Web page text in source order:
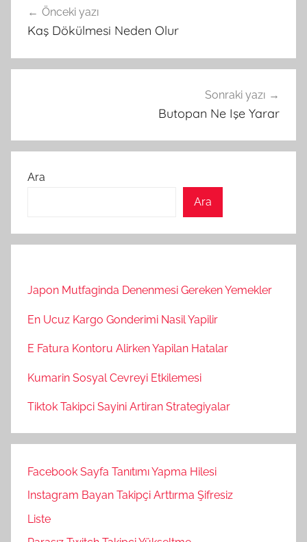
gezinmesi
Önceki yazı
Kaş Dökülmesi Neden Olur
Sonraki yazı
Butopan Ne Işe Yarar
Ara
Ara
Japon Mutfaginda Denenmesi Gereken Yemekler
En Ucuz Kargo Gonderimi Nasil Yapilir
E Fatura Kontoru Alirken Yapilan Hatalar
Kumarin Sosyal Cevreyi Etkilemesi
Tiktok Takipci Sayini Artiran Strategiyalar
Facebook Sayfa Tanıtımı Yapma Hilesi
Instagram Bayan Takipçi Arttırma Şifresiz
Liste